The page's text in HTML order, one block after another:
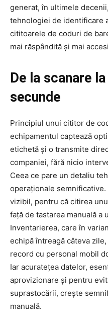
generat, în ultimele
tehnologiei de identificare
cititoarele de coduri de
mai răspândită și mai
De la scanare
secunde
Principiul unui cititor de
echipamentul captează
etichetă și o transmite
companiei, fără nicio
Ceea ce pare un detaliu
operaționale
vizibil, pentru că citirea
față de tastarea manuală a
Inventarierea, care în
echipă întreagă câteva
record cu personal mobil
Iar acuratețea datelor,
aprovizionare și pentru
suprastocării, crește
manuală.